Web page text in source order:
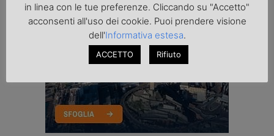
in linea con le tue preferenze. Cliccando su "Accetto"
acconsenti all'uso dei cookie. Puoi prendere visione
dell'Informativa estesa.
ACCETTO Rifiuto